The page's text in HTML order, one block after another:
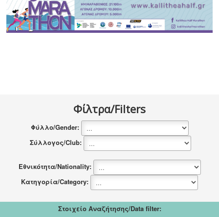
Διοργάνωση
Εθελοντισμός
Φίλτρα/Filters
Φύλλο/Gender:
Σύλλογος/Club:
Εθνικότητα/Nationality:
Κατηγορία/Category:
Στοιχείο Αναζήτησης/Data filter: